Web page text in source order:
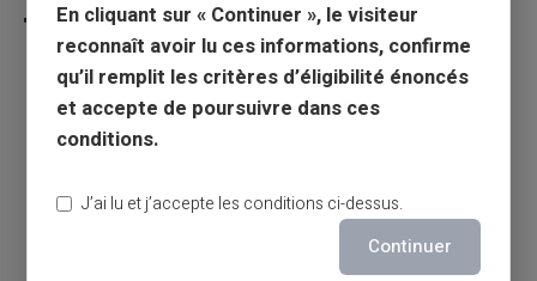
Allocation de rentrée scolaire 2025 : tout
savoir sur cette aide financière
En cliquant sur « Continuer », le visiteur
reconnaît avoir lu ces informations, confirme
qu’il remplit les critères d’éligibilité énoncés
et accepte de poursuivre dans ces
conditions.
J’ai lu et j’accepte les conditions ci-dessus.
Continuer